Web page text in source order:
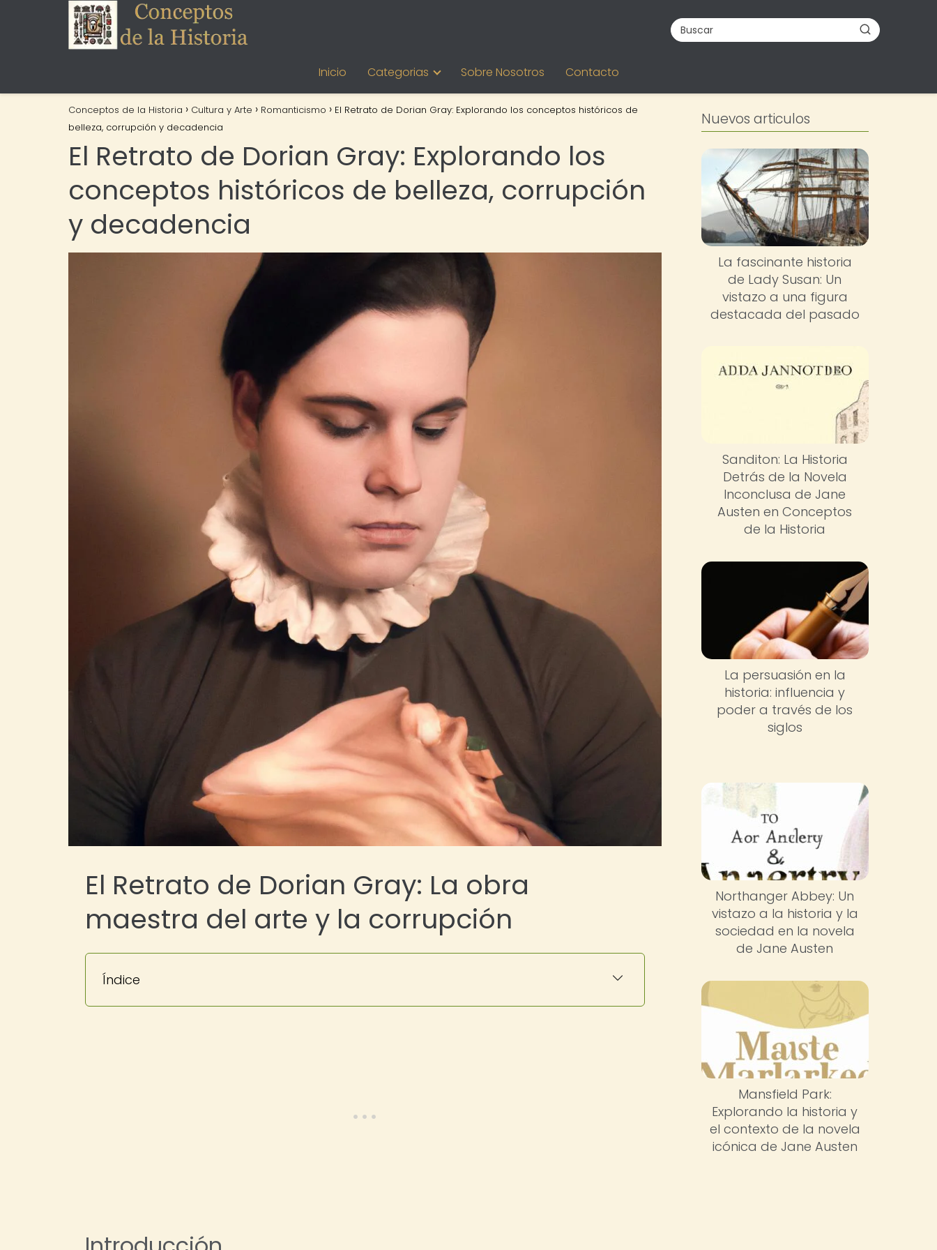
Inicio Categorias Sobre Nosotros Contacto
Conceptos de la Historia Cultura y Arte Romanticismo
El Retrato de Dorian Gray: Explorando los conceptos históricos de
belleza, corrupción y decadencia
El Retrato de Dorian Gray: Explorando los
conceptos históricos de belleza, corrupción
y decadencia
El Retrato de Dorian Gray: La obra
maestra del arte y la corrupción
Índice
Nuevos articulos
La fascinante historia
de Lady Susan: Un
vistazo a una figura
destacada del pasado
Sanditon: La Historia
Detrás de la Novela
Inconclusa de Jane
Austen en Conceptos
de la Historia
La persuasión en la
historia: influencia y
poder a través de los
siglos
Northanger Abbey: Un
vistazo a la historia y la
sociedad en la novela
de Jane Austen
Mansfield Park:
Explorando la historia y
el contexto de la novela
icónica de Jane Austen